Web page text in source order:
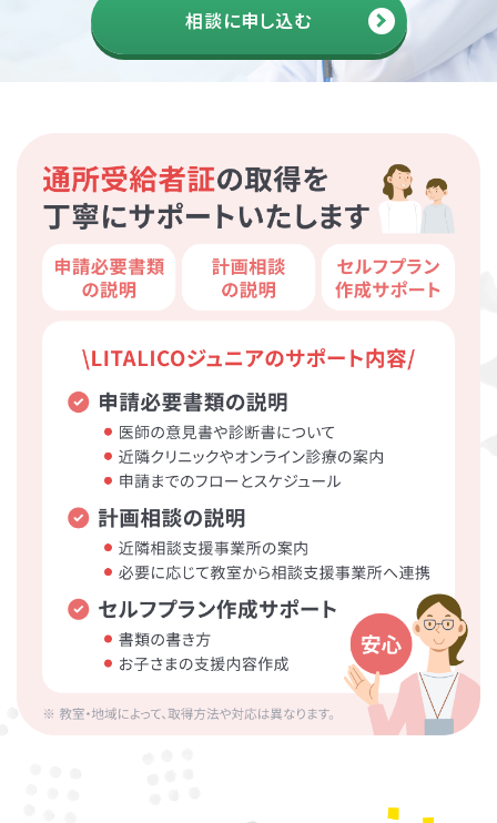
相談に申し込む